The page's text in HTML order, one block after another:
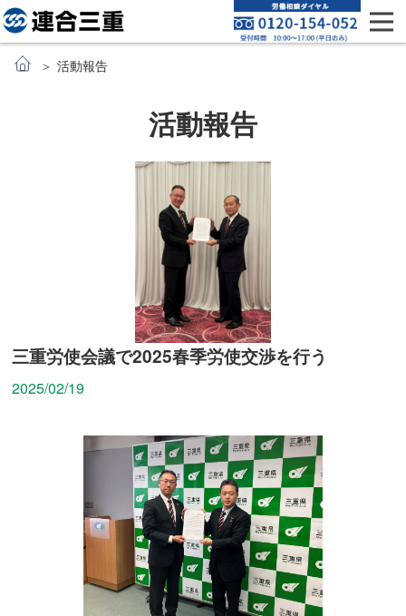
活動報告
活動報告
三重労使会議で2025春季労使交渉を行う
2025/02/19